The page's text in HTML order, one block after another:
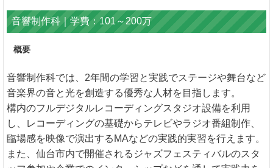
音響制作科｜学費：101～200万
概要
音響制作科では、2年間の学習と実践でステージや舞台など
音楽界の音と光を創造する優秀な人材を目指します。
構内のフルデジタルレコーディングスタジオ設備を利用
し、レコーディングの基礎からテレビやラジオ番組制作、
臨場感を映像で演出するMAなどの実践的実習を行えます。
また、仙台市内で開催されるジャズフェスティバルのスタ